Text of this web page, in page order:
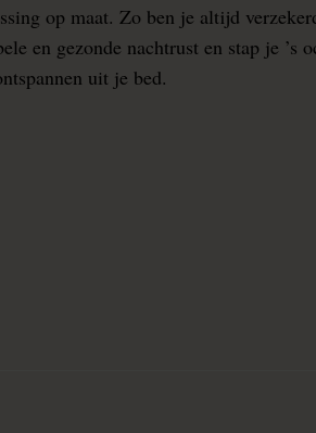
op maat. Zo ben je altijd
en gezonde nachtrust en stap je ’s
uit je bed.